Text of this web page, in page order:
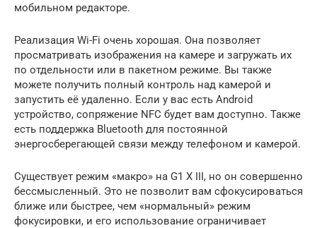
мобильном редакторе.
Реализация Wi-Fi очень хорошая. Она позволяет
просматривать изображения на камере и загружать их
по отдельности или в пакетном режиме. Вы также
можете получить полный контроль над камерой и
запустить её удаленно. Если у вас есть Android
устройство, сопряжение NFC будет вам доступно. Также
есть поддержка Bluetooth для постоянной
энергосберегающей связи между телефоном и камерой.
Существует режим «макро» на G1 X III, но он совершенно
бессмысленный. Это не позволит вам сфокусироваться
ближе или быстрее, чем «нормальный» режим
фокусировки, и его использование ограничивает